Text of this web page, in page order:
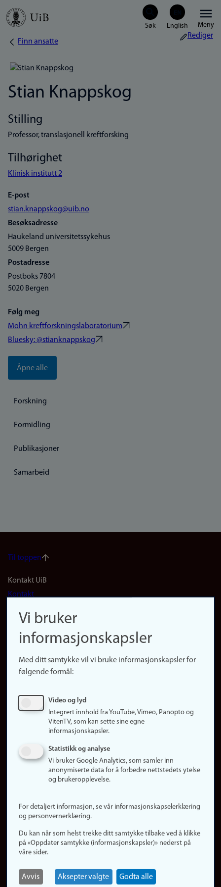
Hopp
Meny
Navigasjonssti
Finn ansatte
Rediger
Stian Knappskog
Stilling
Professor, translasjonell kreftforsking
Tilhørighet
Klinisk institutt 2
E-post
stian.knappskog@uib.no
Besøksadresse
Haukeland universitetssykehus
5009 Bergen
Postadresse
Postboks 7804
5020 Bergen
Følg meg
Mohn kreftforskningslaboratorium
Bluesky: @stianknappskog
Åpne alle
Forskning
Formidling
Publikasjoner
Samarbeid
Til toppen
Footer
(no)
Kontakt UiB
Kontakt
Finn forsker
Presse
Finn studier
Ledige stillinger
Om nettstedet
Informasjonskapsler
Personvern
Logg inn
Rediger din ansattside
Vi bruker
informasjonskapsler
Med ditt samtykke vil vi bruke informasjonskapsler for
følgende formål:
Video og lyd
Integrert innhold fra YouTube, Vimeo, Panopto og
VitenTV, som kan sette sine egne
informasjonskapsler.
Statistikk og analyse
Vi bruker Google Analytics, som samler inn
anonymiserte data for å forbedre nettstedets ytelse
og brukeropplevelse.
For detaljert informasjon, se vår informasjonskapselerklæring
og personvernerklæring.
Du kan når som helst trekke ditt samtykke tilbake ved å klikke
på «Oppdater samtykke (informasjonskapsler)» nederst på
våre sider.
Avvis Aksepter valgte Godta alle